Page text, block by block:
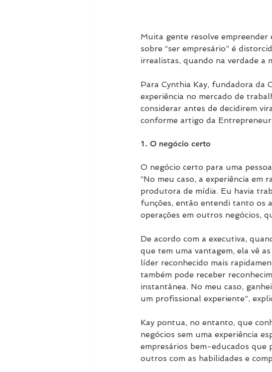
Muita gente resolve empreender
sobre “ser empresário” é
irrealistas, quando na verdade a
Para Cynthia Kay, fundadora da
experiência no mercado de
considerar antes de decidirem
conforme artigo da
1. O negócio certo
O negócio certo para uma
“No meu caso, a experiência em
produtora de mídia. Eu havia
funções, então entendi tanto os
operações em outros negócios,
De acordo com a executiva,
que tem uma vantagem, ela vê
líder reconhecido mais
também pode receber
instantânea. No meu caso,
um profissional experiente”,
Kay pontua, no entanto, que
negócios sem uma experiência
empresários bem-educados que
outros com as habilidades e